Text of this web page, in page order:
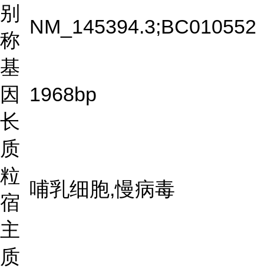
别
称
NM_145394.3;BC010552
基
因
长
1968bp
质
粒
宿
主
哺乳细胞,慢病毒
质